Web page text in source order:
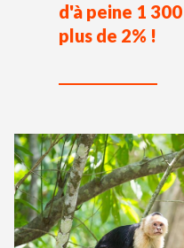
d'à peine 1
plus de 2% !